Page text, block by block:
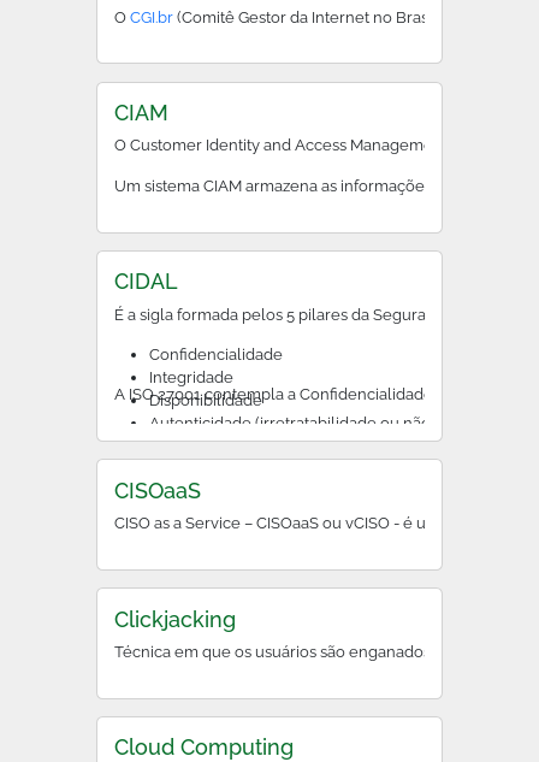
OCGI.br (Comitê Gestor da Internet no Brasil) define
CIAM
O Customer Identity and Access Management (CIAM),
Um sistema CIAM armazena as informações de
CIDAL
É a sigla formada pelos 5 pilares da Segurança da
Confidencialidade
Integridade
Disponibilidade
Autenticidade (irretratabilidade ou não repudio)
Legalidade
A ISO 27001 contempla a Confidencialidade, a
CISOaaS
CISO as a Service –
Clickjacking
Técnica em que os usuários são enganados a clicar em
Cloud Computing